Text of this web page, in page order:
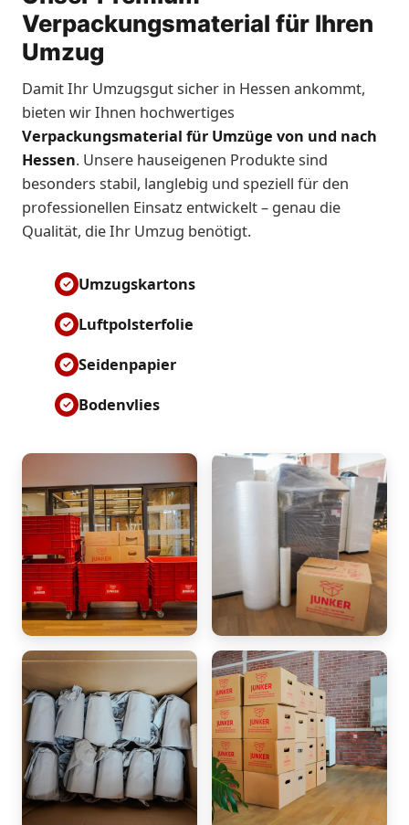
Verpackungsmaterial für Ihren
Umzug
Damit Ihr Umzugsgut sicher in Hessen ankommt,
bieten wir Ihnen hochwertiges
Verpackungsmaterial für Umzüge von und nach
Hessen. Unsere hauseigenen Produkte sind
besonders stabil, langlebig und speziell für den
professionellen Einsatz entwickelt – genau die
Qualität, die Ihr Umzug benötigt.
Umzugskartons
Luftpolsterfolie
Seidenpapier
Bodenvlies